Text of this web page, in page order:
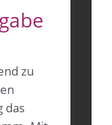
zu
das